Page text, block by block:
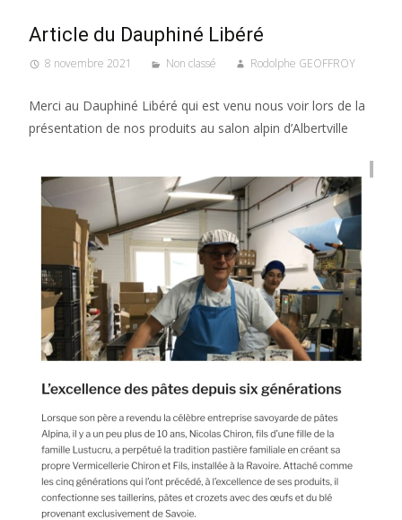
Article du Dauphiné Libéré
8 novembre 2021 Non classé Rodolphe GEOFFROY
Merci au Dauphiné Libéré qui est venu nous voir lors de la
présentation de nos produits au salon alpin d’Albertville